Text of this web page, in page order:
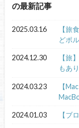
の最新記事
2025.03.16
【旅
どポ
2024.12.30
【旅
もあ
2024.03.23
【
2024.01.03 【ブ